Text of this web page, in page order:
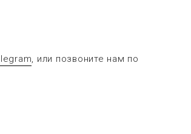
, или позвоните нам по